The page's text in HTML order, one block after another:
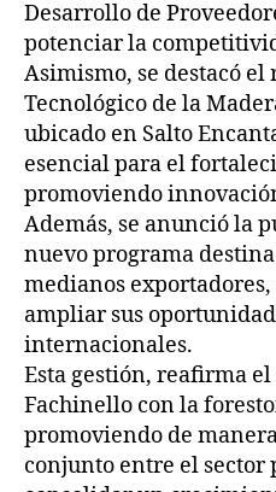
Desarrollo de
potenciar la
Asimismo, se destacó el
Tecnológico de la
ubicado en Salto
esencial para el
promoviendo
Además, se anunció la
nuevo programa
medianos
ampliar sus
internacionales.
Esta gestión, reafirma
Fachinello con la
promoviendo de
conjunto entre el